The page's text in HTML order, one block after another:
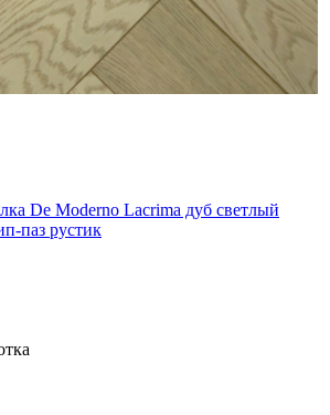
De Moderno Lacrima дуб светлый
паз рустик